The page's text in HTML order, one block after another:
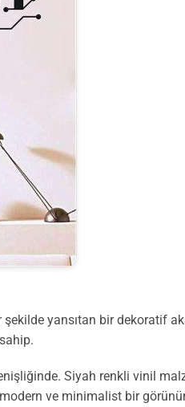
yansıtan bir dekoratif
Siyah renkli vinil
ve minimalist bir